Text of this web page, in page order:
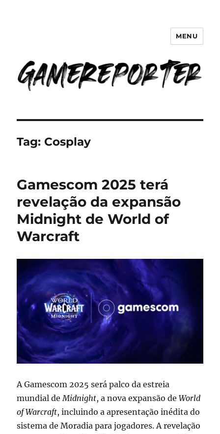
GameReporter | Cultura Gamer
MENU
Tag: Cosplay
Gamescom 2025 terá
revelação da expansão
Midnight de World of
Warcraft
A Gamescom 2025 será palco da estreia
mundial deMidnight, a nova expansão deWorld
of Warcraft, incluindo a apresentação inédita do
sistema de Moradia para jogadores. A revelação